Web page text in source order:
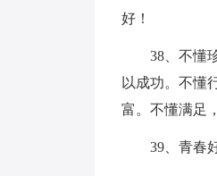
好！
38、不懂
以成功。不懂
富。不懂满足
39、青春